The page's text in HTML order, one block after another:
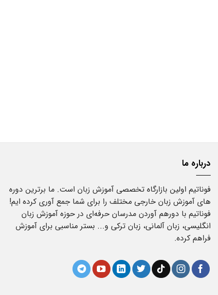
درباره ما
فوناتیم اولین بازارگاه تخصصی آموزش زبان است. ما برترین دوره
های آموزش زبان خارجی مختلف را برای شما جمع آوری کرده ایم!
فوناتیم با دورهم آوردن مدرسان حرفه‌ای در حوزه آموزش زبان
انگلیسی، زبان آلمانی، زبان ترکی و... بستر مناسبی برای آموزش
فراهم کرده.